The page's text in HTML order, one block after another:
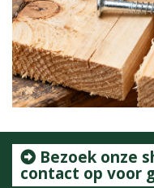
Bezoek onze
contact op voor